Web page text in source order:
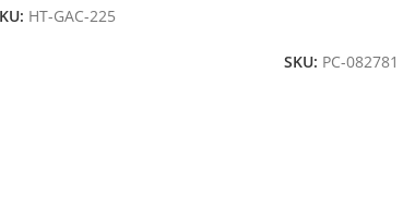
HT-GAC-225
SKU: PC-082781